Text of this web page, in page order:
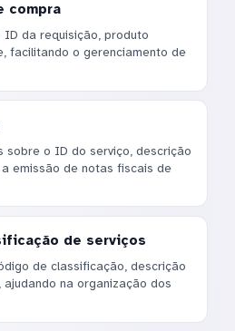
compra
da requisição, produto
facilitando o gerenciamento de
sobre o ID do serviço, descrição
emissão de notas fiscais de
de serviços
de classificação, descrição
na organização dos